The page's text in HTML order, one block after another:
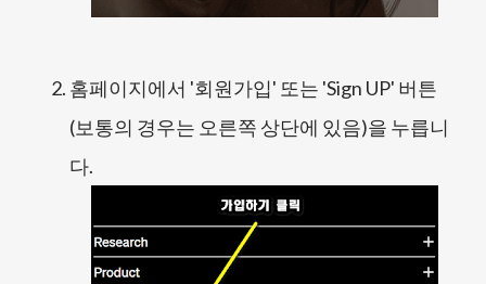
홈페이지에서 '회원가입' 또는 'Sign UP' 버튼
(보통의 경우는 오른쪽 상단에 있음)을 누릅니
다.